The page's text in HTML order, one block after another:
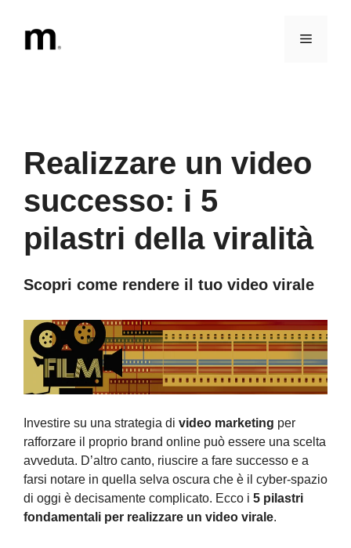
contenuto
Menu
Realizzare un video
successo: i 5
pilastri della viralità
Scopri come rendere il tuo video virale
Investire su una strategia di video marketing per
rafforzare il proprio brand online può essere una scelta
avveduta. D’altro canto, riuscire a fare successo e a
farsi notare in quella selva oscura che è il cyber-spazio
di oggi è decisamente complicato. Ecco i 5 pilastri
fondamentali per realizzare un video virale.